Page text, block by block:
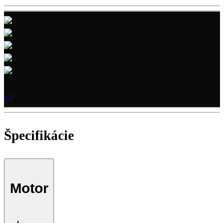
+5
Špecifikácie
Motor